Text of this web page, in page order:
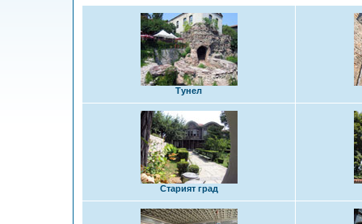
Тунел
Старият град